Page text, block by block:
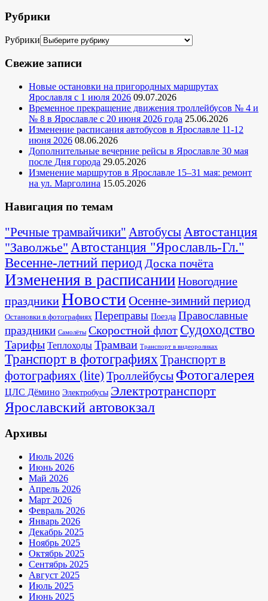
Рубрики
Рубрики
Свежие записи
Новые остановки на пригородных маршрутах
Ярославля с 1 июля 2026 09.07.2026
Временное прекращение движения троллейбусов № 4 и
№ 8 в Ярославле с 20 июня 2026 года 25.06.2026
Изменение расписания автобусов в Ярославле 11-12
июня 2026 08.06.2026
Дополнительные вечерние рейсы в Ярославле 30 мая
после Дня города 29.05.2026
Изменение маршрутов в Ярославле 15–31 мая: ремонт
на ул. Марголина 15.05.2026
Навигация по темам
"Речные трамвайчики" АвтобусыАвтостанция
"Заволжье" Автостанция "Ярославль-Гл."
Весенне-летний периодДоска почёта
Изменения в расписанииНовогодние
праздникиНовости Осенне-зимний период
Остановки в фотографиях Переправы Поезда Православные
праздники Самолёты Скоростной флот Судоходство
Тарифы Теплоходы Трамваи Транспорт в видеороликах
Транспорт в фотографияхТранспорт в
фотографиях (lite) Троллейбусы Фотогалерея
ЦЛС Дёмино Электробусы Электротранспорт
Ярославский автовокзал
Архивы
Июль 2026
Июнь 2026
Май 2026
Апрель 2026
Март 2026
Февраль 2026
Январь 2026
Декабрь 2025
Ноябрь 2025
Октябрь 2025
Сентябрь 2025
Август 2025
Июль 2025
Июнь 2025